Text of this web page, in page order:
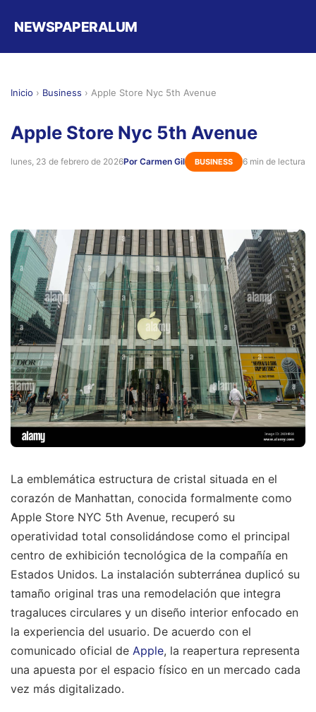
NEWSPAPERALUM
Inicio › Business › Apple Store Nyc 5th Avenue
Apple Store Nyc 5th Avenue
lunes, 23 de febrero de 2026Por Carmen Gil BUSINESS 6 min de lectura
La emblemática estructura de cristal situada en el
corazón de Manhattan, conocida formalmente como
Apple Store NYC 5th Avenue, recuperó su
operatividad total consolidándose como el principal
centro de exhibición tecnológica de la compañía en
Estados Unidos. La instalación subterránea duplicó su
tamaño original tras una remodelación que integra
tragaluces circulares y un diseño interior enfocado en
la experiencia del usuario. De acuerdo con el
comunicado oficial de Apple, la reapertura representa
una apuesta por el espacio físico en un mercado cada
vez más digitalizado.